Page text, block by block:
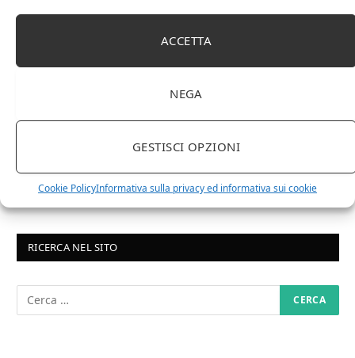
ACCETTA
NEGA
GESTISCI OPZIONI
Cookie PolicyInformativa sulla privacy ed informativa sui cookie
1 APRILE 2024
Differenza tra brandy e cognac: tutte le
Differenza tra whisky scozzese e whiskey
RICERCA NEL SITO